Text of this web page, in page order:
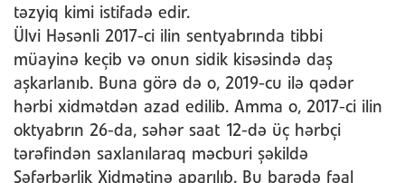
təzyiq kimi istifadə edir.
Ülvi Həsənli 2017-ci ilin sentyabrında tibbi
müayinə keçib və onun sidik kisəsində daş
aşkarlanıb. Buna görə də o, 2019-cu ilə qədər
hərbi xidmətdən azad edilib. Amma o, 2017-ci ilin
oktyabrın 26-da, səhər saat 12-də üç hərbçi
tərəfindən saxlanılaraq məcburi şəkildə
Səfərbərlik Xidmətinə aparılıb. Bu barədə fəal